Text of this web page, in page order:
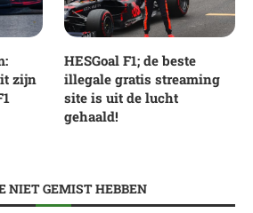
zijn
HESGoal F1; de beste
illegale gratis streaming
site is uit de lucht
gehaald!
NIET GEMIST HEBBEN